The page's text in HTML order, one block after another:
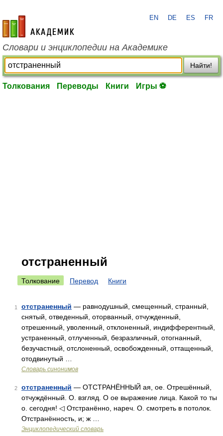
academic.ru
EN DE ES FR
Словари и энциклопедии на Академике
Найти!
Толкования Переводы Книги Игры ⚽
отстраненный
Толкование Перевод Книги
1 отстраненный — равнодушный, смещенный, странный,
снятый, отведенный, оторванный, отчужденный,
отрешенный, уволенный, отклоненный, индифферентный,
устраненный, отлученный, безразличный, отогнанный,
безучастный, отслоненный, освобожденный, оттащенный,
отодвинутый …
Словарь синонимов
2 отстраненный — ОТСТРАНЁННЫЙ ая, ое. Отрешённый,
отчуждённый. О. взгляд. О ое выражение лица. Какой то ты
о. сегодня! ◁ Отстранённо, нареч. О. смотреть в потолок.
Отстранённость, и; ж …
Энциклопедический словарь